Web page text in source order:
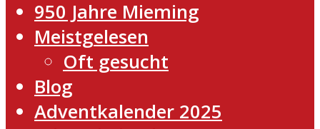
950 Jahre Mieming
Meistgelesen
Oft gesucht
Blog
Adventkalender 2025